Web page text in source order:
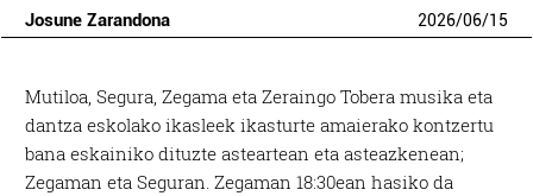
Josune Zarandona 2026/06/15
Mutiloa, Segura, Zegama eta Zeraingo Tobera musika eta
dantza eskolako ikasleek ikasturte amaierako kontzertu
bana eskainiko dituzte asteartean eta asteazkenean;
Zegaman eta Seguran. Zegaman 18:30ean hasiko da